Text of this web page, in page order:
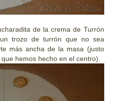
de la crema de Turrón
trozo de turrón que no sea
más ancha de la masa (justo
hemos hecho en el centro).